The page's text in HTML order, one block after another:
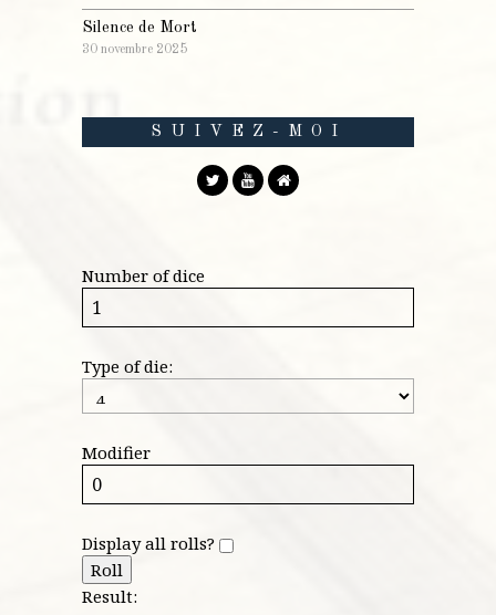
Silence de Mort
30 novembre 2025
SUIVEZ-MOI
Number of dice
Type of die:
Modifier
Display all rolls?
Roll
Result: